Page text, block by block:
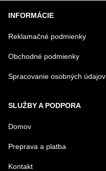
INFORMÁCIE
Reklamačné podmienky
Obchodné podmienky
Spracovanie osobných údajov
SLUŽBY A PODPORA
Domov
Preprava a platba
Kontakt